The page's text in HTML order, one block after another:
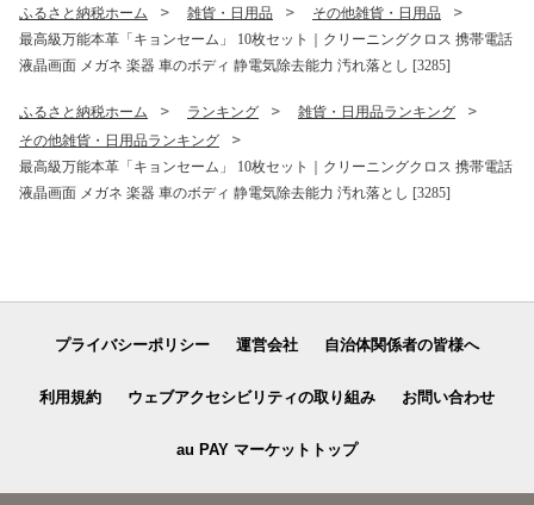
ふるさと納税ホーム 雑貨・日用品
その他雑貨・日用品
最高級万能本革「キョンセーム」 10枚セット｜クリーニングクロス 携帯電話
液晶画面 メガネ 楽器 車のボディ 静電気除去能力 汚れ落とし [3285]
ふるさと納税ホーム ランキング
雑貨・日用品ランキング
その他雑貨・日用品ランキング
最高級万能本革「キョンセーム」 10枚セット｜クリーニングクロス 携帯電話
液晶画面 メガネ 楽器 車のボディ 静電気除去能力 汚れ落とし [3285]
プライバシーポリシー 運営会社 自治体関係者の皆様へ
利用規約 ウェブアクセシビリティの取り組み お問い合わせ
au PAY マーケットトップ